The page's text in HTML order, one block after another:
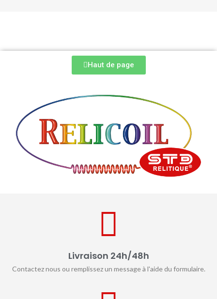
Haut de page
Livraison 24h/48h
Contactez nous ou remplissez un message à l'aide du formulaire.